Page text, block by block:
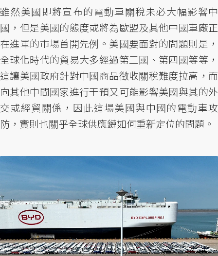
雖然美國即將宣布的電動車關稅未必大幅影響中
國，但是美國的態度或將為歐盟及其他中國車廠正
在進軍的市場首開先例。美國要面對的問題則是，
全球化時代的貿易大多經過第三國、第四國等等，
這讓美國政府針對中國商品徵收關稅難度拉高，而
向其他中間國家進行干預又可能影響美國與其的外
交或經貿關係，因此這場美國與中國的電動車攻
防，實則也關乎全球供應鏈如何重新定位的問題。